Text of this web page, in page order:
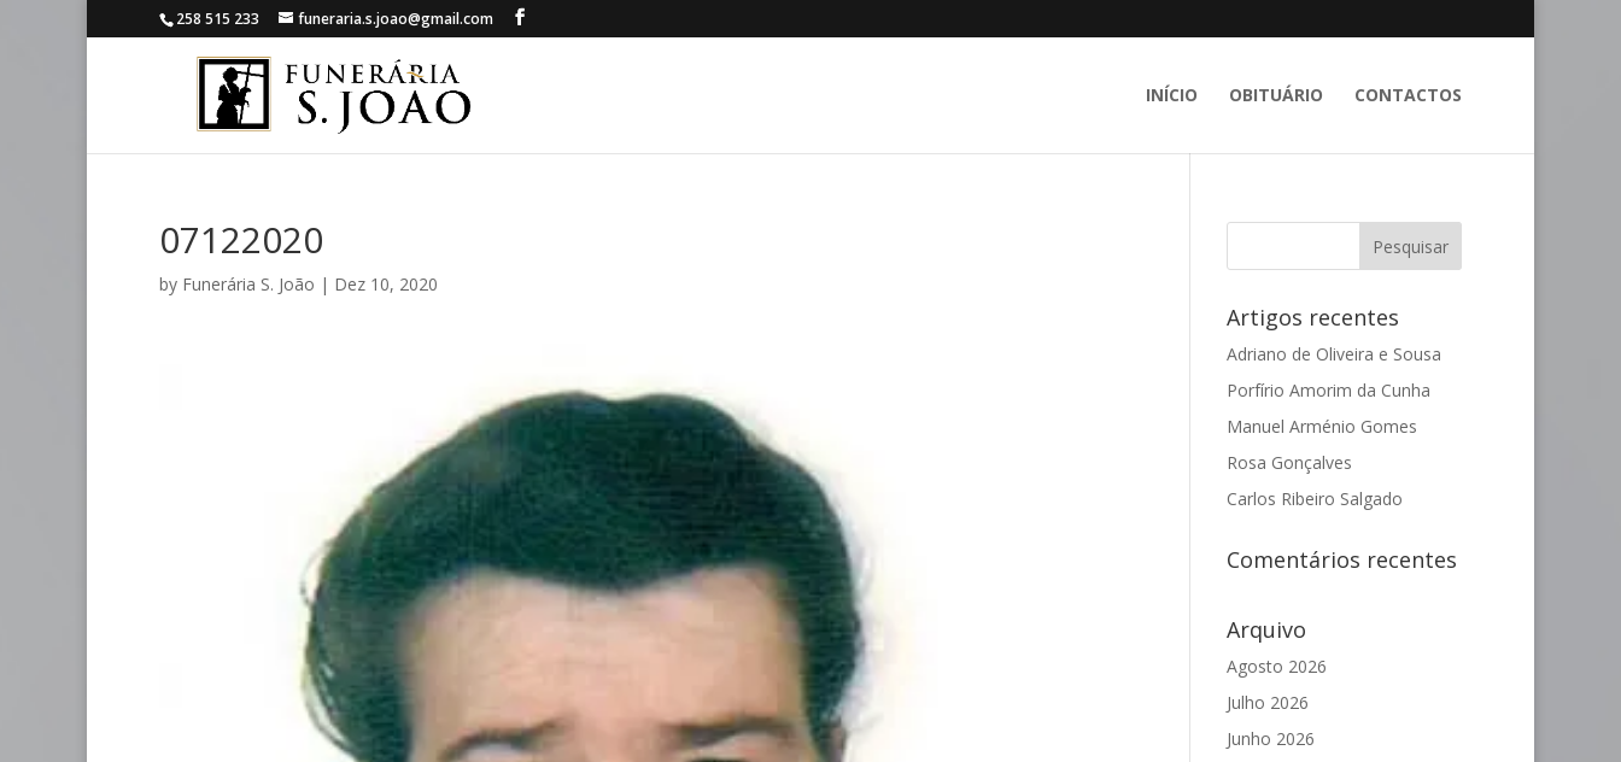
258 515 233 funeraria.s.joao@gmail.com
INÍCIO OBITUÁRIO CONTACTOS
07122020
by Funerária S. João | Dez 10, 2020
Artigos recentes
Adriano de Oliveira e Sousa
Porfírio Amorim da Cunha
Manuel Arménio Gomes
Rosa Gonçalves
Carlos Ribeiro Salgado
Comentários recentes
Arquivo
Agosto 2026
Julho 2026
Junho 2026